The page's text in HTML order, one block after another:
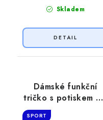
Skladem
Dámské funkční
tričko s potiskem Na
značkový triko
SPORT